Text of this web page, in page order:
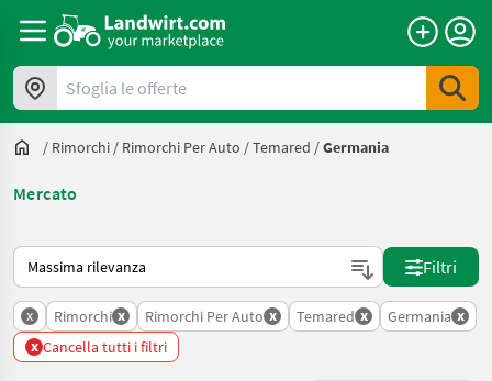
Sfoglia le offerte
/ Rimorchi / Rimorchi Per Auto /Temared /Germania
Mercato
Ecco come viene ordinato su Landwirt.com
Filtri
x Rimorchi x Rimorchi Per Auto x Temared x Germania x
x Cancella tutti i filtri